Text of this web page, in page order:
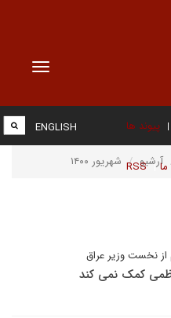
Toggle
پیوند ها
RSS
ENGLISH
آرشیو شهریور ۱۴۰۰
از نخست وزیر عراق
کمک نمی کند